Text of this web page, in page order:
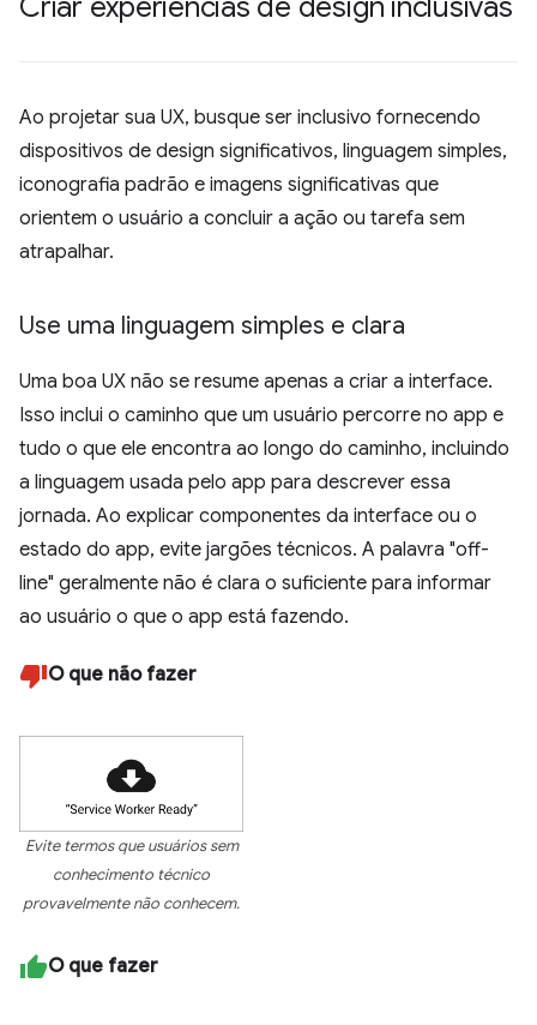
Criar experiências de design inclusivas
Ao projetar sua UX, busque ser inclusivo fornecendo
dispositivos de design significativos, linguagem simples,
iconografia padrão e imagens significativas que
orientem o usuário a concluir a ação ou tarefa sem
atrapalhar.
Use uma linguagem simples e clara
Uma boa UX não se resume apenas a criar a interface.
Isso inclui o caminho que um usuário percorre no app e
tudo o que ele encontra ao longo do caminho, incluindo
a linguagem usada pelo app para descrever essa
jornada. Ao explicar componentes da interface ou o
estado do app, evite jargões técnicos. A palavra "off-
line" geralmente não é clara o suficiente para informar
ao usuário o que o app está fazendo.
O que não fazer
Evite termos que usuários sem
conhecimento técnico
provavelmente não conhecem.
O que fazer